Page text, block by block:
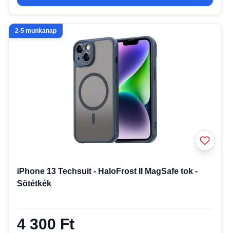
2-5 munkanap
iPhone 13 Techsuit - HaloFrost II MagSafe tok -
Sötétkék
4 300 Ft